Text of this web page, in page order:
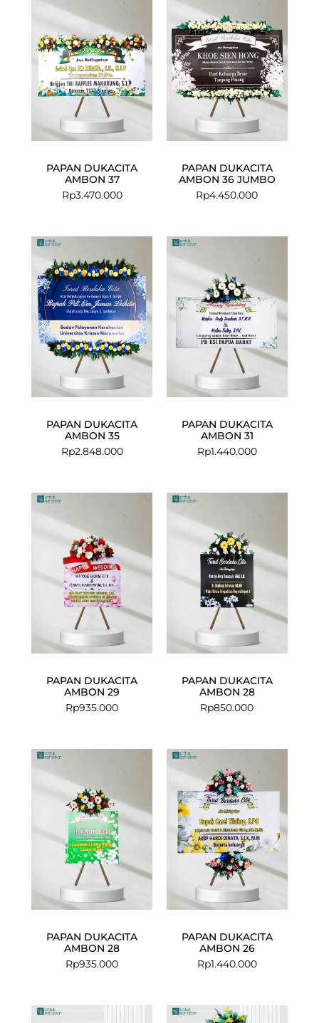
PAPAN DUKACITA
AMBON 37
Rp3.470.000
PAPAN DUKACITA
AMBON 36 JUMBO
Rp4.450.000
PAPAN DUKACITA
AMBON 35
Rp2.848.000
PAPAN DUKACITA
AMBON 31
Rp1.440.000
PAPAN DUKACITA
AMBON 29
Rp935.000
PAPAN DUKACITA
AMBON 28
Rp850.000
PAPAN DUKACITA
AMBON 28
Rp935.000
PAPAN DUKACITA
AMBON 26
Rp1.440.000